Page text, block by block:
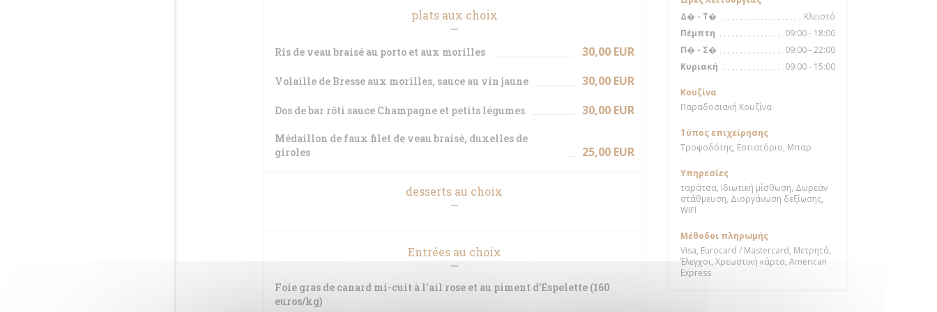
plats aux choix
Ris de veau braisé au porto et aux morilles 30,00 EUR
Volaille de Bresse aux morilles, sauce au vin jaune 30,00 EUR
Dos de bar rôti sauce Champagne et petits légumes 30,00 EUR
Médaillon de faux filet de veau braisé, duxelles de
giroles
25,00 EUR
desserts au choix
Entrées au choix
Foie gras de canard mi-cuit à l'ail rose et au piment d'Espelette (160
euros/kg)
Δ� - Τ�
Κλειστό
Πέμπτη
09:00 - 18:00
Π� - Σ�
09:00 - 22:00
Κυριακή
09:00 - 15:00
Κουζίνα
Παραδοσιακή Κουζίνα
Τύπος επιχείρησης
Τροφοδότης, Εστιατόριο, Μπαρ
Υπηρεσίες
ταράτσα, Ιδιωτική μίσθωση, Δωρεάν
στάθμευση, Διοργάνωση δεξίωσης,
WIFI
Μέθοδοι πληρωμής
Visa, Eurocard / Mastercard, Μετρητά,
Έλεγχοι, Χρεωστική κάρτα, American
Express